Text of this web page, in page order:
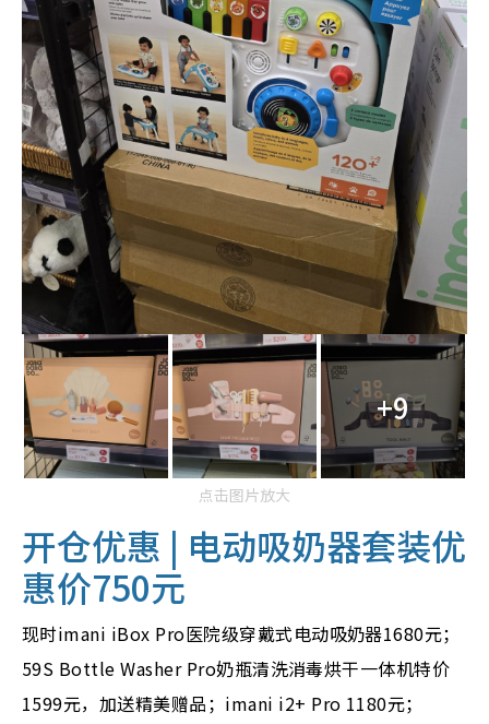
+9
点击图片放大
开仓优惠 | 电动吸奶器套装优
惠价750元
现时imani iBox Pro医院级穿戴式电动吸奶器1680元；
59S Bottle Washer Pro奶瓶清洗消毒烘干一体机特价
1599元，加送精美赠品；imani i2+ Pro 1180元；